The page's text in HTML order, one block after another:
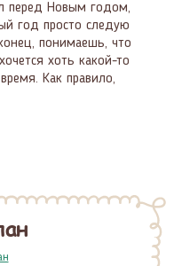
перед Новым годом,
год просто следую
понимаешь, что
хоть какой-то
Как правило,